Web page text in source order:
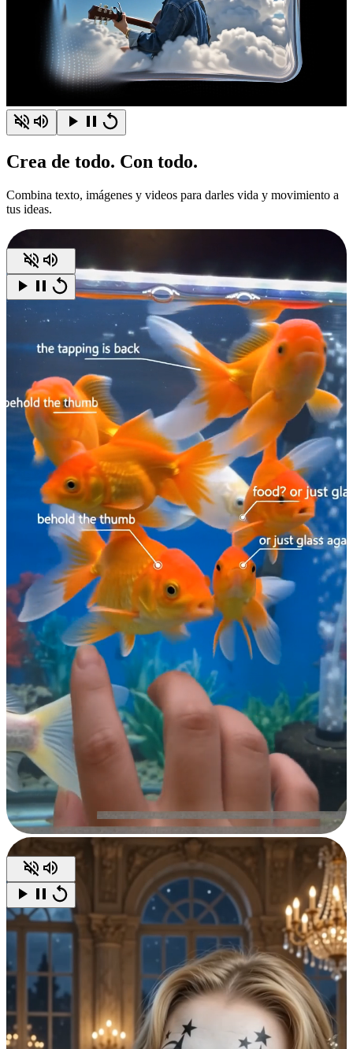
Crea de todo. Con todo.
Combina texto, imágenes y videos para darles vida y movimiento a
tus ideas.